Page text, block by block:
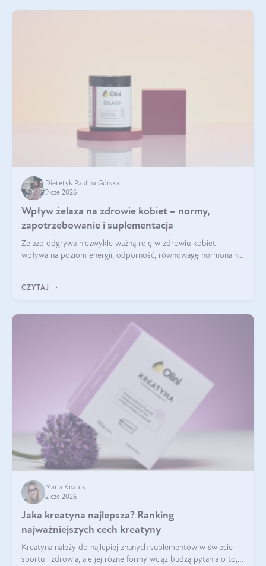
Dietetyk Paulina Górska
9 cze 2026
Wpływ żelaza na zdrowie kobiet – normy,
zapotrzebowanie i suplementacja
Żelazo odgrywa niezwykle ważną rolę w zdrowiu kobiet –
wpływa na poziom energii, odporność, równowagę hormonalną
zawrotów głowy czy problemów z
CZYTAJ
Maria Knapik
2 cze 2026
Jaka kreatyna najlepsza? Ranking
najważniejszych cech kreatyny
Kreatyna należy do najlepiej znanych suplementów w świecie
sportu i zdrowia, ale jej różne formy wciąż budzą pytania o to,